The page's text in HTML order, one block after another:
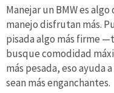
Manejar un BMW es
manejo disfrutan más.
pisada algo más firme
busque comodidad
más pesada, eso ayuda
sean más enganchantes.